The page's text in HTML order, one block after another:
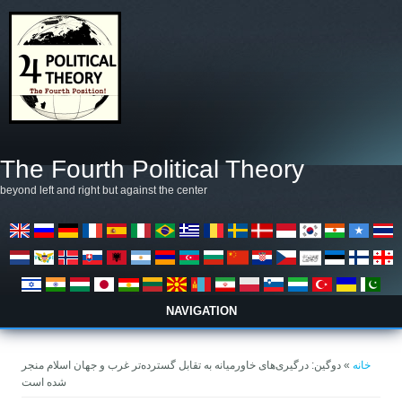
The Fourth Political Theory
beyond left and right but against the center
NAVIGATION
خانه» دوگین: درگیری‌های خاورمیانه به تقابل گسترده‌تر غرب و جهان اسلام منجر
شده است